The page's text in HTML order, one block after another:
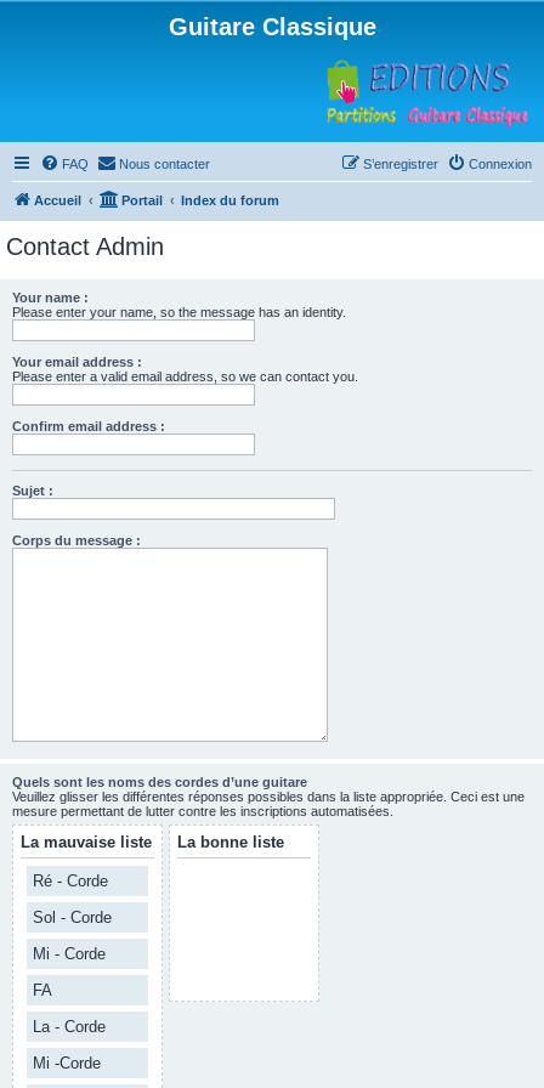
Guitare Classique
FAQ Nous contacter Connexion
S’enregistrer
Accueil Portail Index du forum
Contact Admin
Your name :
Please enter your name, so the message has an identity.
Your email address :
Please enter a valid email address, so we can contact you.
Confirm email address :
Sujet :
Corps du message :
Quels sont les noms des cordes d’une guitare
Veuillez glisser les différentes réponses possibles dans la liste appropriée. Ceci est une
mesure permettant de lutter contre les inscriptions automatisées.
La mauvaise liste
Ré - Corde
Sol - Corde
Mi - Corde
FA
La - Corde
Mi -Corde
La bonne liste